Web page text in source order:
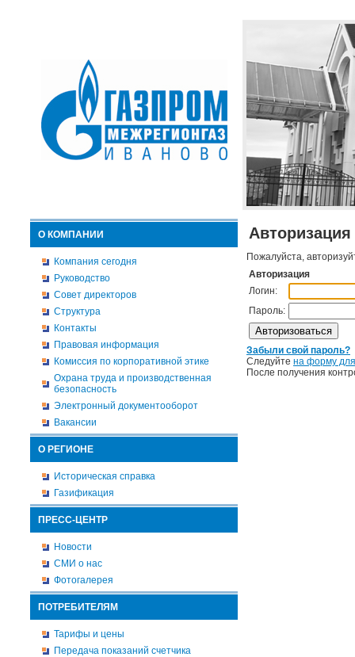
О КОМПАНИИ
Компания сегодня
Руководство
Совет директоров
Структура
Контакты
Правовая информация
Комиссия по корпоративной этике
Охрана труда и производственная
безопасность
Электронный документооборот
Вакансии
О РЕГИОНЕ
Историческая справка
Газификация
ПРЕСС-ЦЕНТР
Новости
СМИ о нас
Фотогалерея
ПОТРЕБИТЕЛЯМ
Тарифы и цены
Передача показаний счетчика
Авторизация
Пожалуйста,
Авторизация
Логин:
Пароль:
Забыли свой пароль?
Следуйте на форму
После получения